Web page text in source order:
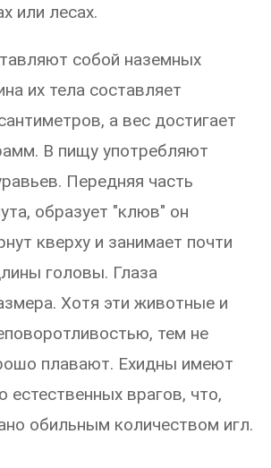
или лесах.
собой наземных
их тела составляет
а вес достигает
В пищу употребляют
Передняя часть
образует "клюв" он
кверху и занимает почти
головы. Глаза
Хотя эти животные и
тем не
плавают. Ехидны имеют
естественных врагов, что,
обильным количеством игл.